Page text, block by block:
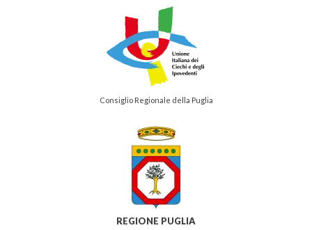
Consiglio Regionale della Puglia
REGIONE PUGLIA